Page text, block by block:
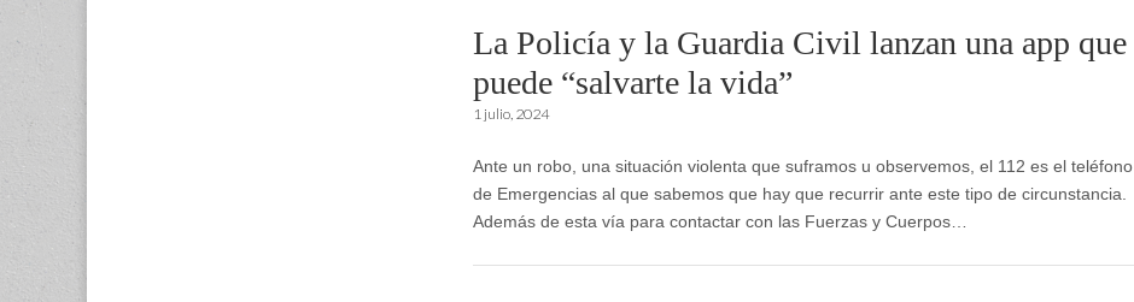
La Policía y la Guardia Civil lanzan una app que
puede “salvarte la vida”
1 julio, 2024
Ante un robo, una situación violenta que suframos u observemos, el 112 es el teléfono
de Emergencias al que sabemos que hay que recurrir ante este tipo de circunstancia.
Además de esta vía para contactar con las Fuerzas y Cuerpos…